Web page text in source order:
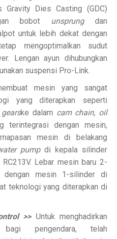
Gravity Dies Casting (GDC)
bobot unsprungdan
untuk lebih dekat dengan
mengoptimalkan sudut
Lengan ayun dihubungkan
suspensi Pro-Link.
mesin yang sangat
yang diterapkan seperti
ke dalam cam chain, oil
dengan mesin,
mesin di belakang
pumpdi kepala silinder
Lebar mesin baru 2-
mesin 1-silinder di
teknologi yang diterapkan di
>> Untuk menghadirkan
bagi pengendara, telah